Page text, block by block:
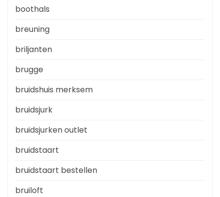
boothals
breuning
briljanten
brugge
bruidshuis merksem
bruidsjurk
bruidsjurken outlet
bruidstaart
bruidstaart bestellen
bruiloft